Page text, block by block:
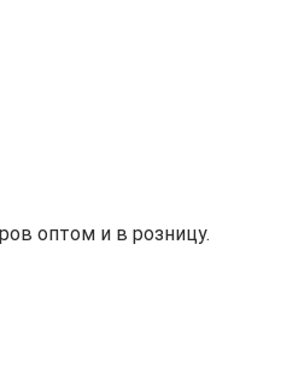
оптом и в розницу.